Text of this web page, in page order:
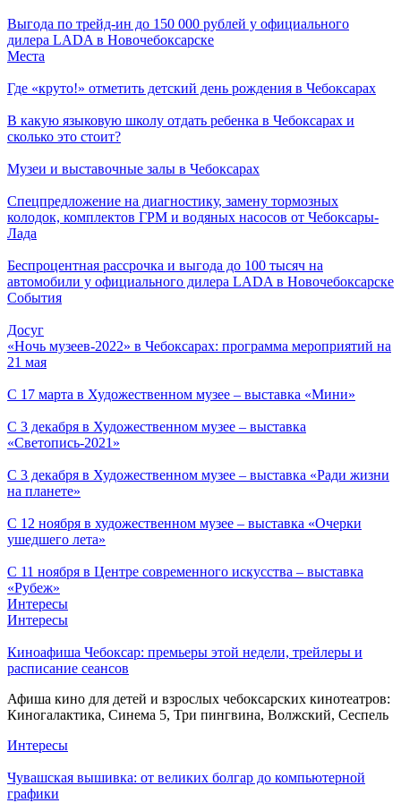
Выгода по трейд-ин до 150 000 рублей у официального
дилера LADA в Новочебоксарске
Места
Где «круто!» отметить детский день рождения в Чебоксарах
В какую языковую школу отдать ребенка в Чебоксарах и
сколько это стоит?
Музеи и выставочные залы в Чебоксарах
Спецпредложение на диагностику, замену тормозных
колодок, комплектов ГРМ и водяных насосов от Чебоксары-
Лада
Беспроцентная рассрочка и выгода до 100 тысяч на
автомобили у официального дилера LADA в Новочебоксарске
События
Досуг
«Ночь музеев-2022» в Чебоксарах: программа мероприятий на
21 мая
С 17 марта в Художественном музее – выставка «Мини»
С 3 декабря в Художественном музее – выставка
«Светопись-2021»
С 3 декабря в Художественном музее – выставка «Ради жизни
на планете»
С 12 ноября в художественном музее – выставка «Очерки
ушедшего лета»
С 11 ноября в Центре современного искусства – выставка
«Рубеж»
Интересы
Интересы
Киноафиша Чебоксар: премьеры этой недели, трейлеры и
расписание сеансов
Афиша кино для детей и взрослых чебоксарских кинотеатров:
Киногалактика, Синема 5, Три пингвина, Волжский, Сеспель
Интересы
Чувашская вышивка: от великих болгар до компьютерной
графики